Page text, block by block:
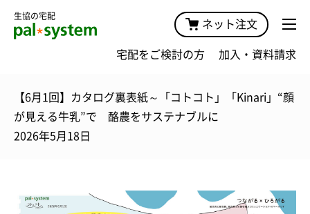
生協の宅配
ネット注文
宅配をご検討の方 加入・資料請求
【6月1回】カタログ裏表紙～「コトコト」「Kinari」“顔
が見える牛乳”で 酪農をサステナブルに
2026年5月18日